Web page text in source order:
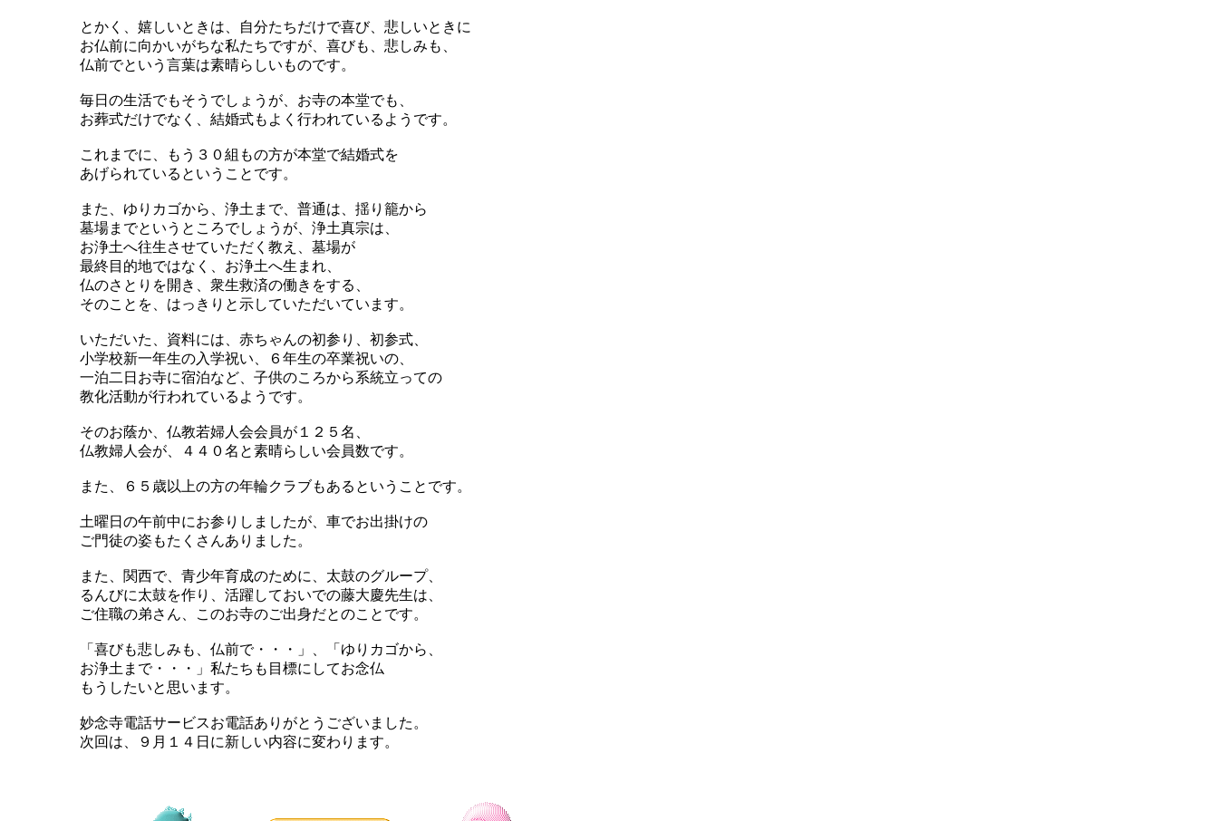
とかく、嬉しいときは、自分たちだけで喜び、悲しいときに
お仏前に向かいがちな私たちですが、喜びも、悲しみも、
仏前でという言葉は素晴らしいものです。
毎日の生活でもそうでしょうが、お寺の本堂でも、
お葬式だけでなく、結婚式もよく行われているようです。
これまでに、もう３０組もの方が本堂で結婚式を
あげられているということです。
また、ゆりカゴから、浄土まで、普通は、揺り籠から
墓場までというところでしょうが、浄土真宗は、
お浄土へ往生させていただく教え、墓場が
最終目的地ではなく、お浄土へ生まれ、
仏のさとりを開き、衆生救済の働きをする、
そのことを、はっきりと示していただいています。
いただいた、資料には、赤ちゃんの初参り、初参式、
小学校新一年生の入学祝い、６年生の卒業祝いの、
一泊二日お寺に宿泊など、子供のころから系統立っての
教化活動が行われているようです。
そのお蔭か、仏教若婦人会会員が１２５名、
仏教婦人会が、４４０名と素晴らしい会員数です。
また、６５歳以上の方の年輪クラブもあるということです。
土曜日の午前中にお参りしましたが、車でお出掛けの
ご門徒の姿もたくさんありました。
また、関西で、青少年育成のために、太鼓のグループ、
るんびに太鼓を作り、活躍しておいでの藤大慶先生は、
ご住職の弟さん、このお寺のご出身だとのことです。
「喜びも悲しみも、仏前で・・・」、「ゆりカゴから、
お浄土まで・・・」私たちも目標にしてお念仏
もうしたいと思います。
妙念寺電話サービスお電話ありがとうございました。
次回は、９月１４日に新しい内容に変わります。